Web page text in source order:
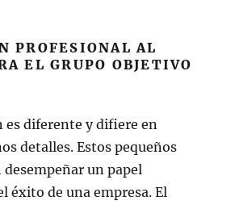
PROFESIONAL AL
EL GRUPO OBJETIVO
es diferente y difiere en
detalles. Estos pequeños
un papel
éxito de una empresa. El